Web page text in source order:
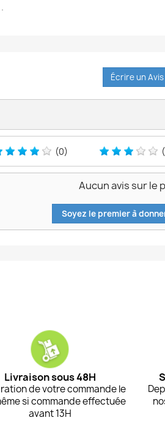
Écrire un Avis
(0)
Aucun avis sur le
Soyez le premier à
Livraison sous 48H
de votre commande le
si commande effectuée
avant 13H